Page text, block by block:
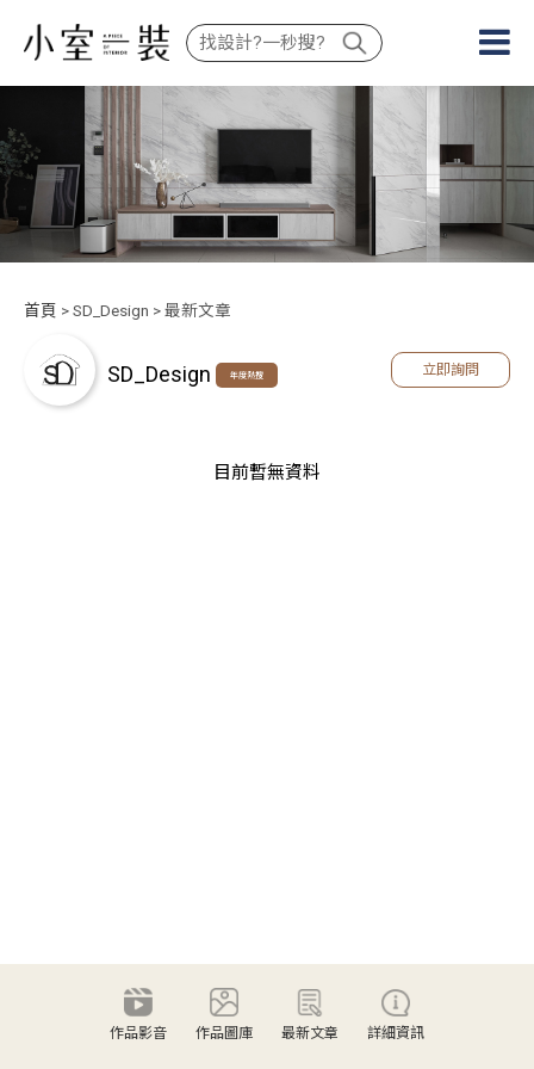
首頁 > SD_Design > 最新文章
SD_Design 年度熱搜 立即詢問
目前暫無資料
作品影音 作品圖庫 最新文章 詳細資訊